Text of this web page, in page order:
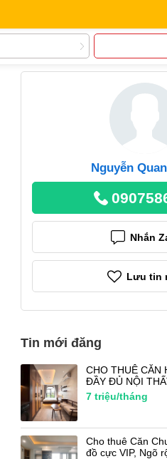
Nguyễn
Nhắn
Lưu tin
Tin mới đăng
CHO THUÊ CĂN
ĐẦY ĐỦ NỘI
7 triệu/tháng
Cho thuê Căn
đồ cực VIP, Ngõ